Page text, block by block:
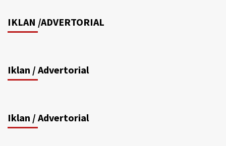
IKLAN /ADVERTORIAL
Iklan / Advertorial
Iklan / Advertorial